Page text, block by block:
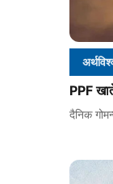
PPF
दैनिक